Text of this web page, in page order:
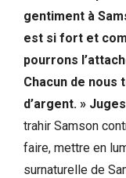
gentiment à
est si fort et
pourrons
Chacun de nous
d’argent. »
trahir Samson
faire, mettre en
surnaturelle de